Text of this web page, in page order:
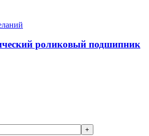
роликовый подшипник